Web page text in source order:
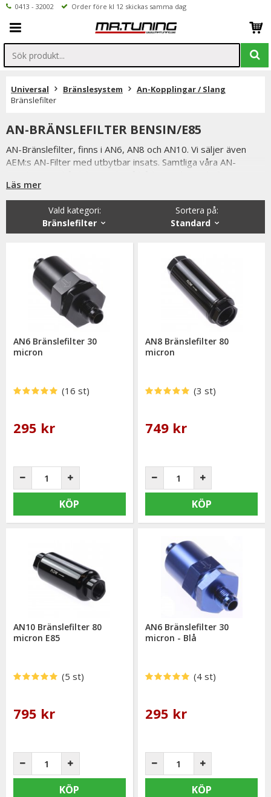
0413 - 32002 Order före kl 12 skickas samma dag
Universal Bränslesystem
An-Kopplingar / Slang
Bränslefilter
AN-BRÄNSLEFILTER BENSIN/E85
AN-Bränslefilter, finns i AN6, AN8 och AN10. Vi säljer även
AEM:s AN-Filter med utbytbar insats. Samtliga våra AN-
hållbarhet samt tålighet för användning utav E85 / bensin /
diesel / glykol.
Läs mer
Sortera på:
Standard
Vald kategori:
Bränslefilter
AN6 Bränslefilter 30
micron
(16 st)
295 kr
KÖP
AN8 Bränslefilter 80
micron
(3 st)
749 kr
KÖP
AN10 Bränslefilter 80
micron E85
(5 st)
795 kr
KÖP
AN6 Bränslefilter 30
micron - Blå
(4 st)
295 kr
KÖP